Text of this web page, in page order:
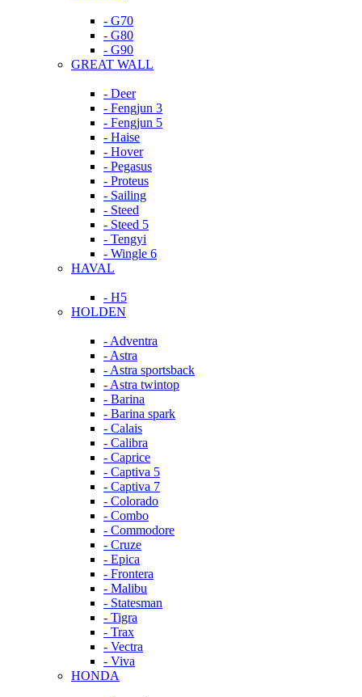
- G70
- G80
- G90
GREAT WALL
- Deer
- Fengjun 3
- Fengjun 5
- Haise
- Hover
- Pegasus
- Proteus
- Sailing
- Steed
- Steed 5
- Tengyi
- Wingle 6
HAVAL
- H5
HOLDEN
- Adventra
- Astra
- Astra sportsback
- Astra twintop
- Barina
- Barina spark
- Calais
- Calibra
- Caprice
- Captiva 5
- Captiva 7
- Colorado
- Combo
- Commodore
- Cruze
- Epica
- Frontera
- Malibu
- Statesman
- Tigra
- Trax
- Vectra
- Viva
HONDA